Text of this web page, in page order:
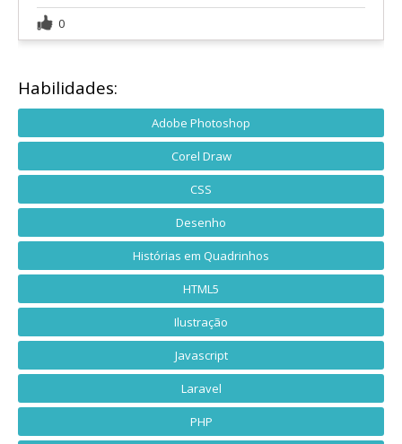
0
Habilidades:
Adobe Photoshop
Corel Draw
CSS
Desenho
Histórias em Quadrinhos
HTML5
Ilustração
Javascript
Laravel
PHP